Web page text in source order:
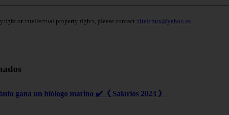
or intellectual property rights, please contact bitelchux@yahoo.es
gana un biólogo marino ✔️《 Salarios 2023 》